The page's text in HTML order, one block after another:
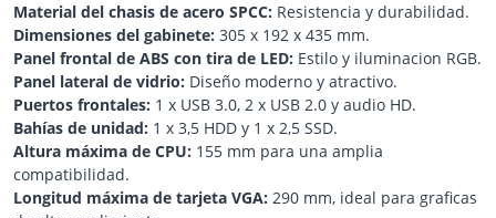
Material del chasis de acero SPCC: Resistencia y durabilidad.
Dimensiones del gabinete: 305 x 192 x 435 mm.
Panel frontal de ABS con tira de LED: Estilo y iluminacion RGB.
Panel lateral de vidrio: Diseño moderno y atractivo.
Puertos frontales: 1 x USB 3.0, 2 x USB 2.0 y audio HD.
Bahías de unidad: 1 x 3,5 HDD y 1 x 2,5 SSD.
Altura máxima de CPU: 155 mm para una amplia
compatibilidad.
Longitud máxima de tarjeta VGA: 290 mm, ideal para graficas